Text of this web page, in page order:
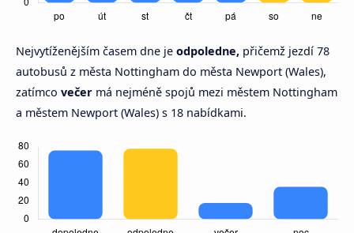
Nejvytíženějším časem dne je odpoledne, přičemž jezdí 78
autobusů z města Nottingham do města Newport (Wales),
zatímco večer má nejméně spojů mezi městem Nottingham
a městem Newport (Wales) s 18 nabídkami.